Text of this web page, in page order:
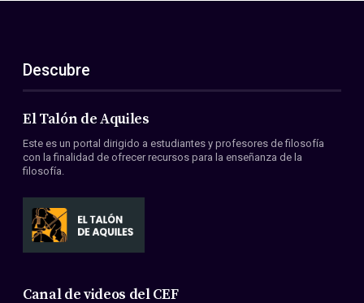
ES
EN
Acerca de nosotros
Miembros
Convenios
Descubre
El Talón de Aquiles
Este es un portal dirigido a estudiantes y profesores de filosofía
con la finalidad de ofrecer recursos para la enseñanza de la
filosofía.
Canal de videos del CEF